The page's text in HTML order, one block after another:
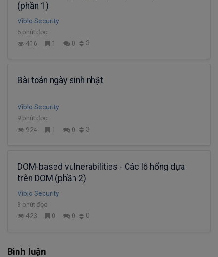
(phần 1)
Viblo Security
6 phút đọc
416 1 0 3
Bài toán ngày sinh nhật
Viblo Security
9 phút đọc
924 1 0 3
DOM-based vulnerabilities - Các lỗ hổng dựa
trên DOM (phần 2)
Viblo Security
3 phút đọc
423 0 0 0
Bình luận